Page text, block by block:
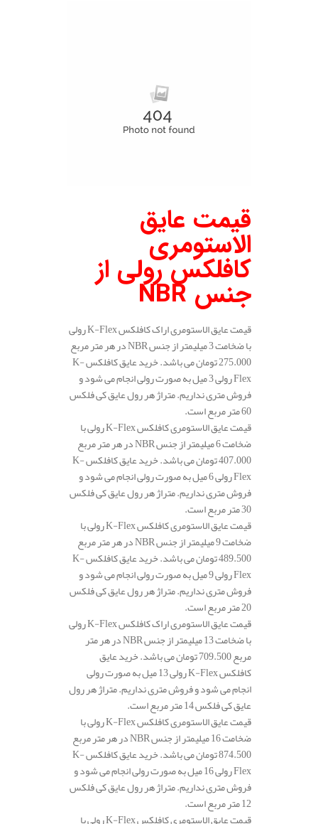
قیمت عایق
الاستومری
کافلکس رولی از
جنس NBR
قیمت عایق الاستومری اراک کافلکس K-Flex رولی
با ضخامت 3 میلیمتر از جنس NBR در هر متر مربع
275.000 تومان می باشد. خرید عایق کافلکس K-
Flex رولی 3 میل به صورت رولی انجام می شود و
فروش متری نداریم. متراژ هر رول عایق کی فلکس
60 متر مربع است.
قیمت عایق الاستومری کافلکس K-Flex رولی با
ضخامت 6 میلیمتر از جنس NBR در هر متر مربع
407.000 تومان می باشد. خرید عایق کافلکس K-
Flex رولی 6 میل به صورت رولی انجام می شود و
فروش متری نداریم. متراژ هر رول عایق کی فلکس
30 متر مربع است.
قیمت عایق الاستومری کافلکس K-Flex رولی با
ضخامت 9 میلیمتر از جنس NBR در هر متر مربع
489.500 تومان می باشد. خرید عایق کافلکس K-
Flex رولی 9 میل به صورت رولی انجام می شود و
فروش متری نداریم. متراژ هر رول عایق کی فلکس
20 متر مربع است.
قیمت عایق الاستومری اراک کافلکس K-Flex رولی
با ضخامت 13 میلیمتر از جنس NBR در هر متر
مربع 709.500 تومان می باشد. خرید عایق
کافلکس K-Flex رولی 13 میل به صورت رولی
انجام می شود و فروش متری نداریم. متراژ هر رول
عایق کی فلکس 14 متر مربع است.
قیمت عایق الاستومری کافلکس K-Flex رولی با
ضخامت 16 میلیمتر از جنس NBR در هر متر مربع
874.500 تومان می باشد. خرید عایق کافلکس K-
Flex رولی 16 میل به صورت رولی انجام می شود و
فروش متری نداریم. متراژ هر رول عایق کی فلکس
12 متر مربع است.
قیمت عایق الاستومری کافلکس K-Flex رولی با